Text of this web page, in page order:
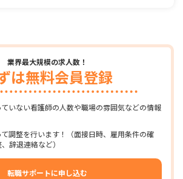
業界最大規模の求人数！
は無料会員登録
いない看護師の人数や職場の雰囲気などの情報
調整を行います！（面接日時、雇用条件の確
辞退連絡など）
転職サポートに申し込む